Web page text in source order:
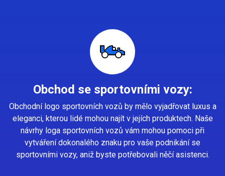
Obchod se sportovními vozy:
Obchodní logo sportovních vozů by mělo vyjadřovat luxus a
eleganci, kterou lidé mohou najít v jejích produktech. Naše
návrhy loga sportovních vozů vám mohou pomoci při
vytváření dokonalého znaku pro vaše podnikání se
sportovními vozy, aniž byste potřebovali něčí asistenci.